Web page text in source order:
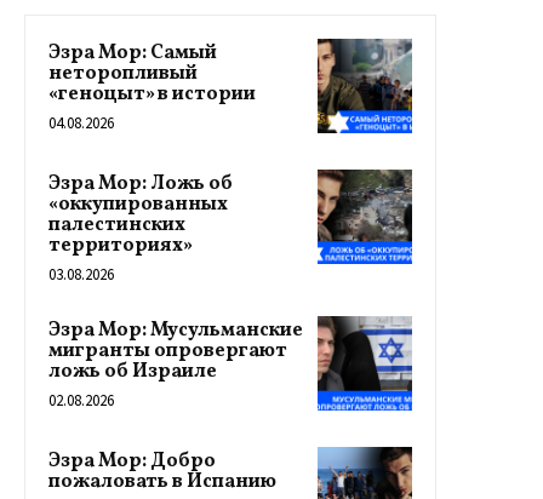
Эзра Мор: Самый
неторопливый
«геноцыт» в истории
04.08.2026
Эзра Мор: Ложь об
«оккупированных
палестинских
территориях»
03.08.2026
Эзра Мор: Мусульманские
мигранты опровергают
ложь об Израиле
02.08.2026
Эзра Мор: Добро
пожаловать в Испанию